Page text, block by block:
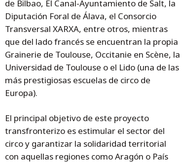
de Bilbao, El Canal-Ayuntamiento de Salt, la
Diputación Foral de Álava, el Consorcio
Transversal XARXA, entre otros, mientras
que del lado francés se encuentran la propia
Grainerie de Toulouse, Occitanie en Scène, la
Universidad de Toulouse o el Lido (una de las
más prestigiosas escuelas de circo de
Europa).
El principal objetivo de este proyecto
transfronterizo es estimular el sector del
circo y garantizar la solidaridad territorial
con aquellas regiones como Aragón o País